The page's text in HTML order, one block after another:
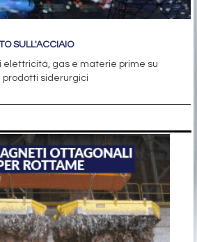
SULL'ACCIAIO
elettricità, gas e materie prime su
prodotti siderurgici